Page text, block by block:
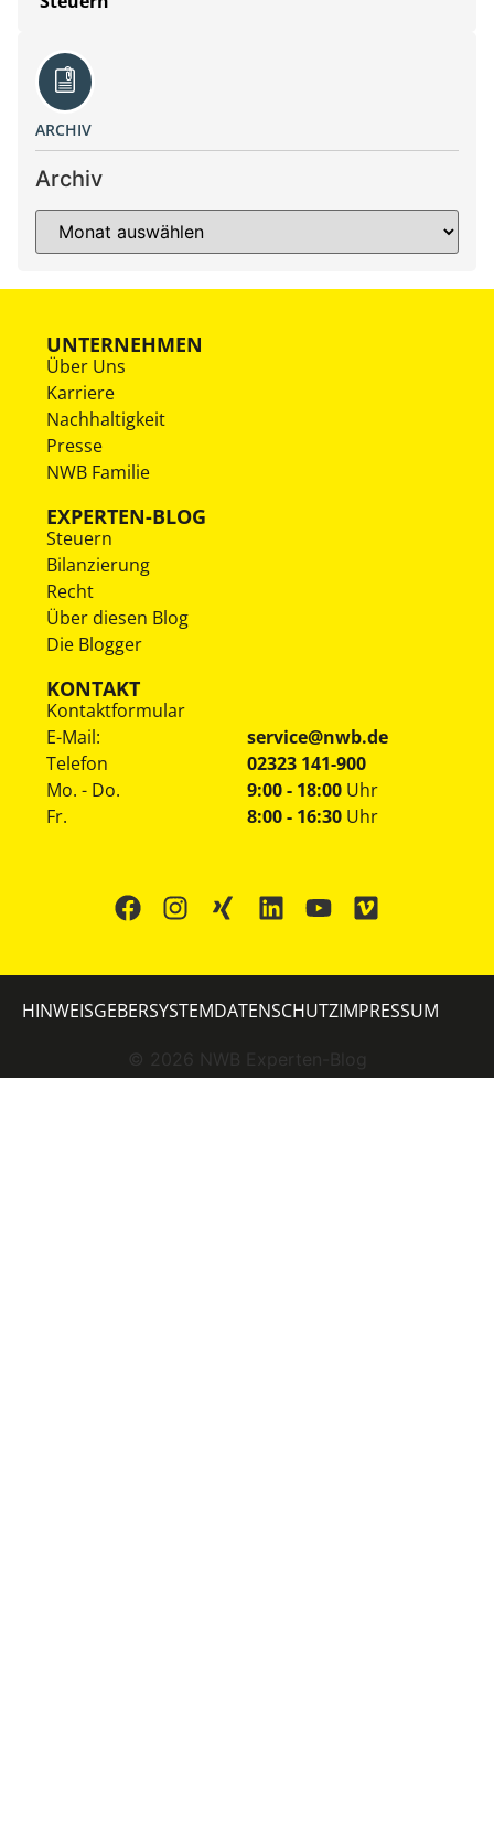
ARCHIV
Archiv
UNTERNEHMEN
Über Uns
Karriere
Nachhaltigkeit
Presse
NWB Familie
EXPERTEN-BLOG
Steuern
Bilanzierung
Recht
Über diesen Blog
Die Blogger
KONTAKT
Kontaktformular
E-Mail:
service@nwb.de
Telefon
02323 141-900
Mo. - Do.
Fr.
9:00 - 18:00 Uhr
8:00 - 16:30 Uhr
© 2026 NWB Experten-Blog
HINWEISGEBERSYSTEMDATENSCHUTZIMPRESSUM